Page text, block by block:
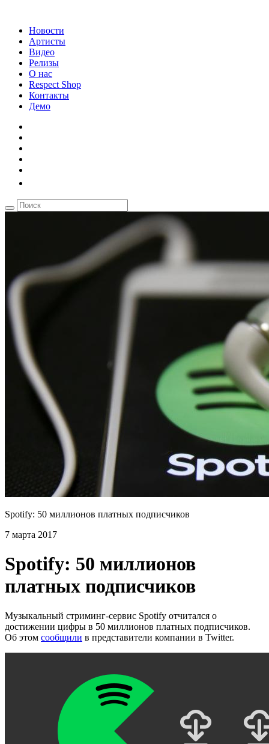
Новости
Артисты
Видео
Релизы
О нас
Respect Shop
Контакты
Демо
Spotify: 50 миллионов платных подписчиков
7 марта 2017
Spotify: 50 миллионов
платных подписчиков
Музыкальный стриминг-сервис Spotify отчитался о
достижении цифры в 50 миллионов платных подписчиков.
Об этом сообщили в представители компании в Twitter.